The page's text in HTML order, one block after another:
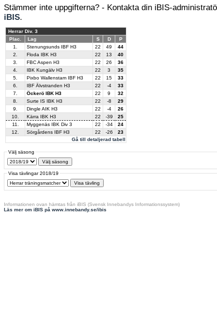
Stämmer inte uppgifterna? - Kontakta din iBIS-
iBIS.
Herrar Div. 3
Plac.
Lag S D P
Gå till detaljerad tabell
1. Stenungsunds IBF H3 22 49
44
2.
Floda IBK H3 22 13
40
3.
FBC Aspen H3 22 26
36
4.
IBK Kungälv H3 22 3
35
5.
Pixbo Wallenstam IBF H3 22 15
33
6.
IBF Älvstranden H3 22 -4
33
7.
Öckerö IBK H3 22 9
32
8.
Surte IS IBK H3 22 -8
29
9.
Dingle AIK H3 22 -4
26
10.
Kärra IBK H3 22 -39
25
11.
Myggenäs IBK Div 3 22 -34
24
12.
Sörgårdens IBF H3 22 -26 23
Välj säsong
Visa tävlingar 2018/19
Informationen ovan hämtas från iBIS (Svensk Innebandys Informationssystem)
Läs mer om iBIS på www.innebandy.se/ibis